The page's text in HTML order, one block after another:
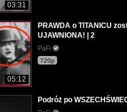
03:31
05:12
PRAWDA o TITANICU
UJAWNIONA! | 2
PaFi
720p
Podróż po